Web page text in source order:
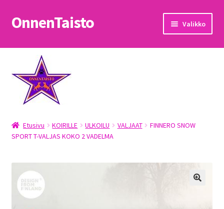
Siirry
navigointiin
Siirry
sisältöön
OnnenTaisto Valikko
Etusivu
Kassa
Oma tili
OnnenTaisto
Palautukset
Etusivu KOIRILLE ULKOILU VALJAAT
FINNERO SNOW
SPORT T-VALJAS KOKO 2 VADELMA